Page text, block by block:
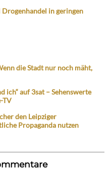
in geringen
die Stadt nur noch mäht,
ich“ auf 3sat – Sehenswerte
TV
den Leipziger
Propaganda nutzen